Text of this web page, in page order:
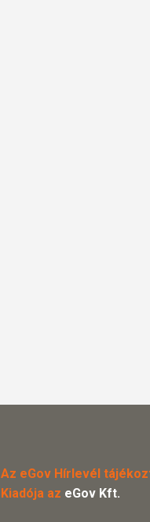
Az eGov Hírlevél
Kiadója az eGov Kft.